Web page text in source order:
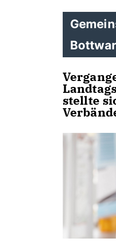
stellte